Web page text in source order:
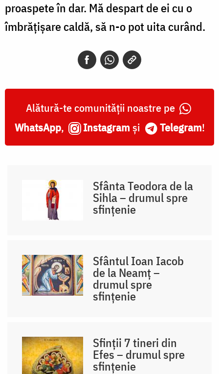
proaspete în dar. Mă despart de ei cu o
îmbrățișare caldă, să n-o pot uita curând.
Alătură-te comunității noastre pe
WhatsApp, Instagram și Telegram!
Sfânta Teodora de la
Sihla – drumul spre
sfințenie
Sfântul Ioan Iacob
de la Neamț –
drumul spre
sfințenie
Sfinții 7 tineri din
Efes – drumul spre
sfințenie